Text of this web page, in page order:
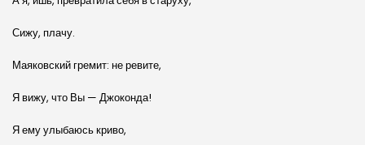
Сижу, плачу.
Маяковский гремит: не ревите,
Я вижу, что Вы — Джоконда!
Я ему улыбаюсь криво,